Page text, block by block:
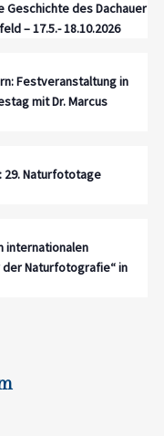
Geschichte des Dachauer
– 17.5.- 18.10.2026
Festveranstaltung in
mit Dr. Marcus
29. Naturfototage
internationalen
Naturfotografie“ in